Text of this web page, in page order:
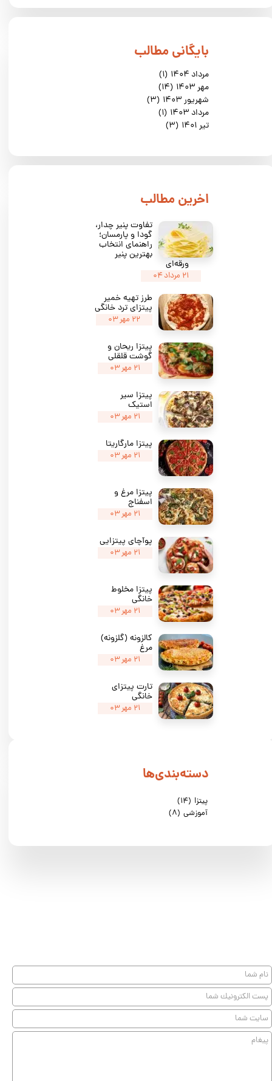
مرداد ۱۴۰۴
(۱)
مهر ۱۴۰۳
(۱۴)
شهریور ۱۴۰۳
(۳)
مرداد ۱۴۰۳
(۱)
تیر ۱۴۰۱
(۳)
​بایگانی مطالب
​اخرین مطالب
تفاوت پنیر چدار،
گودا و پارمسان؛
راهنمای انتخاب
بهترین پنیر
ورقه‌ای
۲۱ مرداد ۰۴
طرز تهیه خمیر
پیتزای ترد خانگی
۲۲ مهر ۰۳
پیتزا ریحان و
گوشت قلقلی
۲۱ مهر ۰۳
پیتزا سیر
استیک
۲۱ مهر ۰۳
پیتزا مارگاریتا
۲۱ مهر ۰۳
پیتزا مرغ و
اسفناج
۲۱ مهر ۰۳
پوآچای پیتزایی
۲۱ مهر ۰۳
پیتزا مخلوط
خانگی
۲۱ مهر ۰۳
کالزونه (گلزونه)
مرغ
۲۱ مهر ۰۳
تارت پیتزای
خانگی
۲۱ مهر ۰۳
دسته‌بندی‌ها
پیتزا (۱۴)
آموزشی (۸)